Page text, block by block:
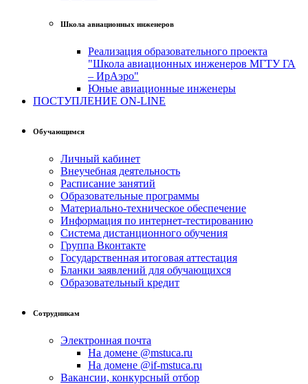
Школа авиационных инженеров
Реализация образовательного проекта
"Школа авиационных инженеров МГТУ ГА
– ИрАэро"
Юные авиационные инженеры
ПОСТУПЛЕНИЕ ON-LINE
Обучающимся
Личный кабинет
Внеучебная деятельность
Расписание занятий
Образовательные программы
Материально-техническое обеспечение
Информация по интернет-тестированию
Система дистанционного обучения
Группа Вконтакте
Государственная итоговая аттестация
Бланки заявлений для обучающихся
Образовательный кредит
Сотрудникам
Электронная почта
На домене @mstuca.ru
На домене @if-mstuca.ru
Вакансии, конкурсный отбор